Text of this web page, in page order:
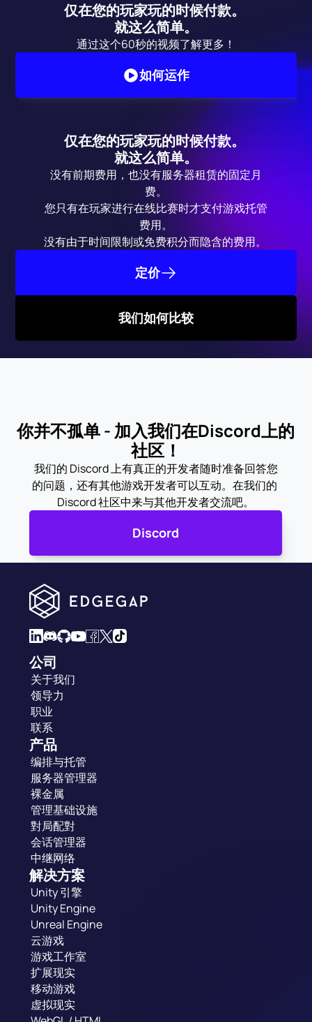
仅在您的玩家玩的时候付款。
就这么简单。
通过这个60秒的视频了解更多！
如何运作
仅在您的玩家玩的时候付款。
就这么简单。
没有前期费用，也没有服务器租赁的固定月
费。
您只有在玩家进行在线比赛时才支付游戏托管
费用。
定价
我们如何比较
你并不孤单 - 加入我们在Discord上的
社区！
我们的 Discord 上有真正的开发者随时准备回答您
的问题，还有其他游戏开发者可以互动。在我们的
Discord 社区中来与其他开发者交流吧。
Discord
公司
关于我们
领导力
职业
联系
产品
编排与托管
服务器管理器
裸金属
管理基础设施
對局配對
会话管理器
中继网络
解决方案
Unity 引擎
Unity Engine
Unreal Engine
云游戏
游戏工作室
扩展现实
移动游戏
虚拟现实